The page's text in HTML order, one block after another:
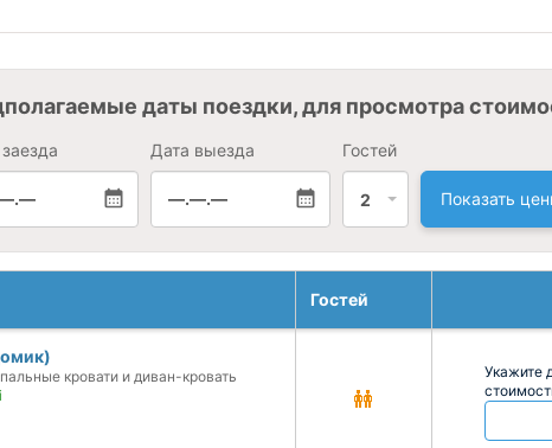
даты поездки, для просмотра
Дата выезда
—.—.—
Гостей
2 Показать
Гостей
кровати и диван-кровать
Укажите